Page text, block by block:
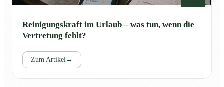
Reinigungskraft im Urlaub – was tun, wenn die
Vertretung fehlt?
Zum Artikel→